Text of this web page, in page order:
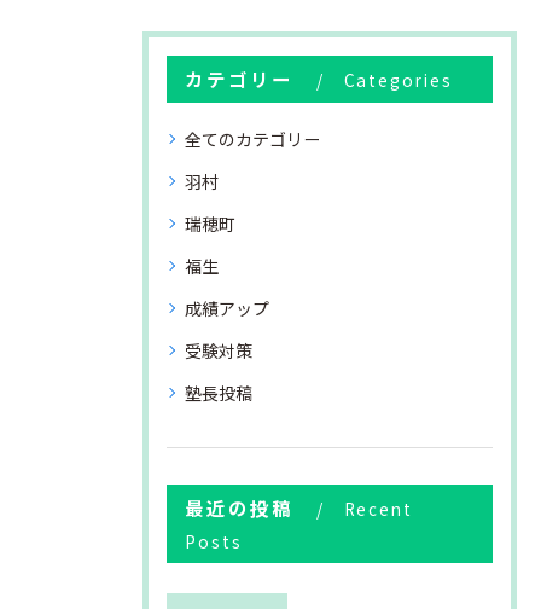
カテゴリー Categories
全てのカテゴリー
羽村
瑞穂町
福生
成績アップ
受験対策
塾長投稿
最近の投稿
Recent
Posts